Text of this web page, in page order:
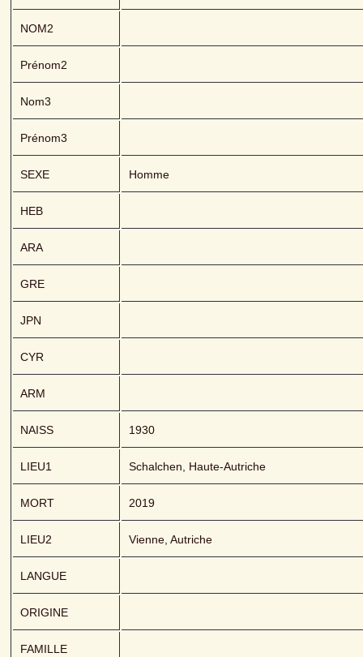
NOM2
Prénom2
Nom3
Prénom3
SEXE Homme
HEB
ARA
GRE
JPN
CYR
ARM
NAISS 1930
LIEU1 Schalchen, Haute-Autriche
MORT 2019
LIEU2 Vienne, Autriche
LANGUE
ORIGINE
FAMILLE